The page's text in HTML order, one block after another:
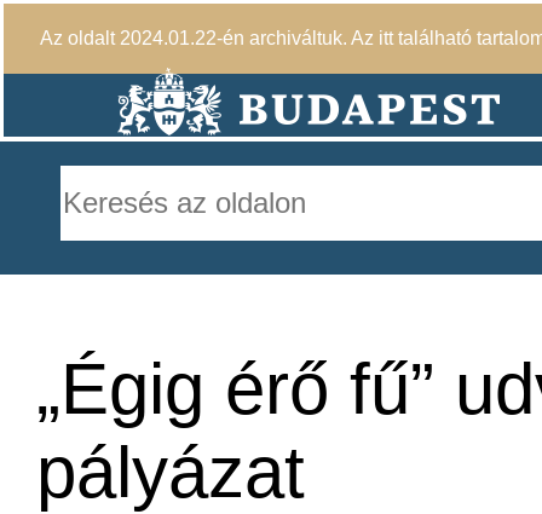
Az oldalt 2024.01.22-én archiváltuk. Az itt található
„Égig érő fű”
pályázat